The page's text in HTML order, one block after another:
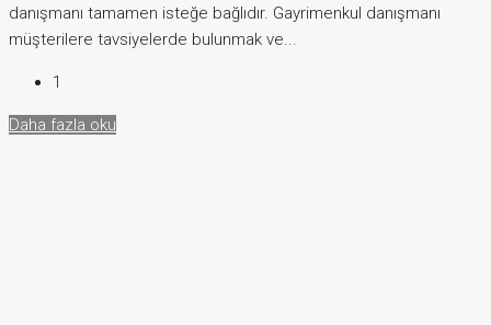
danışmanı tamamen isteğe bağlıdır. Gayrimenkul danışmanı
müşterilere tavsiyelerde bulunmak ve...
1
Daha fazla oku